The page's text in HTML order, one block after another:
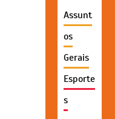
Assunt
os
Gerais
Esporte
s